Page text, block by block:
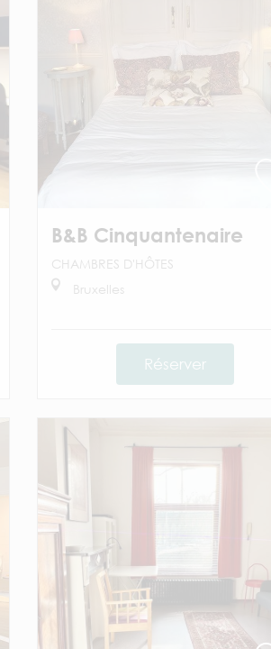
B&B Cinquantenaire
CHAMBRES D'HÔTES
Bruxelles
Réserver